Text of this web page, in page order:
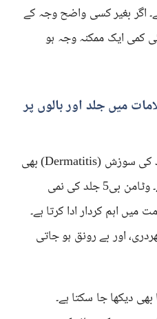
اگر بغیر کسی واضح وجہ کے
کمی ایک ممکنہ وجہ ہو
علامات میں جلد اور بالوں پر
جلد کی خشکی، سرخی، یا جلد کی سوزش (Dermatitis) بھی
اس کمی سے جڑی ہو سکتی ہے۔ وٹامن بی5 جلد کی نمی
میں اہم کردار ادا کرتا ہے۔
اور بے رونق ہو جاتی
بھی دیکھا جا سکتا ہے۔